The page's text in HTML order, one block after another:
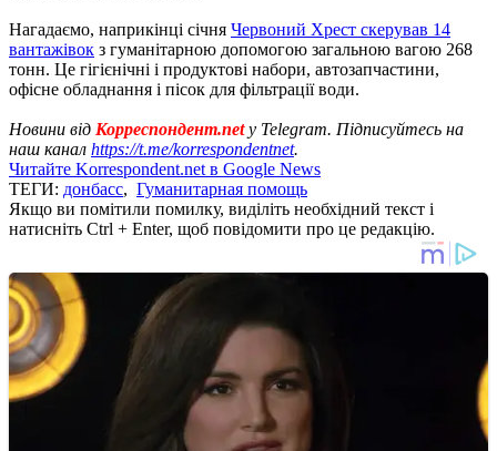
Нагадаємо, наприкінці січня Червоний Хрест скерував 14
вантажівок з гуманітарною допомогою загальною вагою 268
тонн. Це гігієнічні і продуктові набори, автозапчастини,
офісне обладнання і пісок для фільтрації води.
Новини від Корреспондент.netу Telegram. Підписуйтесь на
наш канал https://t.me/korrespondentnet.
Читайте Korrespondent.net в Google News
ТЕГИ: донбасс, Гуманитарная помощь
Якщо ви помітили помилку, виділіть необхідний текст і
натисніть Ctrl + Enter, щоб повідомити про це редакцію.